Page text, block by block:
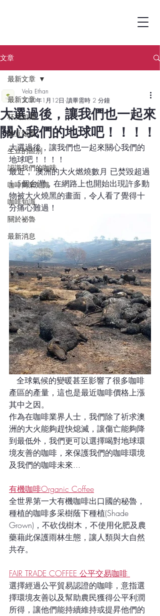
文章
最新文章
杯測知識
烘豆知識
生豆的區別
認識我們的咖啡
咖啡商業知識
咖啡知識
關於祕魯
最新消息
最新文章
大選過後，讓我們也一起來
關心我們的地球吧！！！！
Vela Ethan
2020年1月12日 讀畢需時 2 分鐘
大選過後，讓我們也一起來關心我們的
地球吧！！！！
最近， 澳洲的大火燃燒數月 已焚毀超過
1.5個台灣，在網路上也開始出現許多動
物被大火燒黑的畫面，令人看了覺得十
分痛心難過！
產區的產量，這也是最近咖啡價格上漲
其中之因。
作為在咖啡業界人士，我們除了祈求澳
洲的大火能夠趕快熄滅，讓傷亡能夠降
到最低外，我們更可以選擇喝對地球環
境友善的咖啡，來保護我們的咖啡環境
及我們的咖啡未來...
有機咖啡Organic Coffee
全世界第一大有機咖啡出口國的秘魯，
種植的咖啡多采樹蔭下種植(Shade
Grown)，不砍伐樹木，不使用化肥及農
藥藉此保護雨林生態，讓人類與大自然
共存。
FAIR TRADE COFFEE 公平交易咖啡
選擇經過公平貿易認證的咖啡，意指選
擇環境友善以及幫助農民獲得公平利潤
所得，讓他們能持續維持或提昇他們的